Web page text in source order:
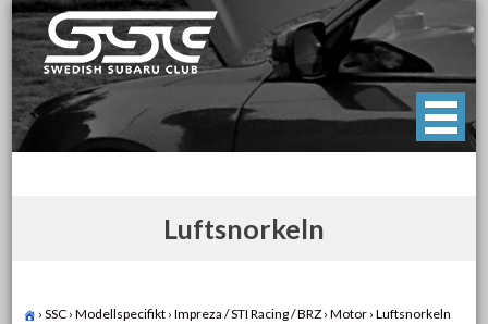
Skip
to
content
Swedish Subaru Club
För oss som älskar Subaru!
Luftsnorkeln
› SSC › Modellspecifikt › Impreza / STI Racing / BRZ › Motor › Luftsnorkeln